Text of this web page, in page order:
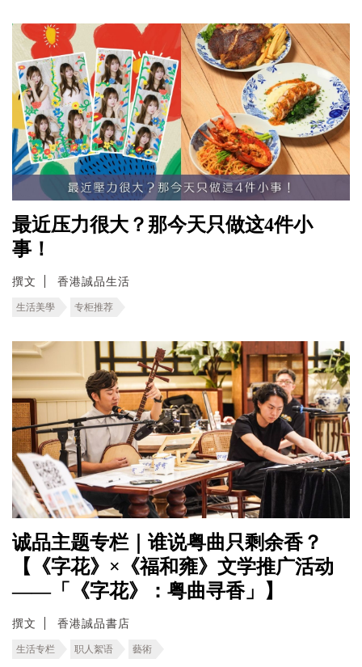
最近压力很大？那今天只做这4件小
事！
撰文 香港誠品生活
生活美學 专柜推荐
诚品主题专栏｜谁说粤曲只剩余香？
【《字花》×《福和雍》文学推广活动
——「《字花》：粤曲寻香」】
撰文 香港誠品書店
生活专栏 职人絮语 藝術